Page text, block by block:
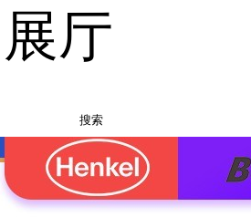
厅
搜索